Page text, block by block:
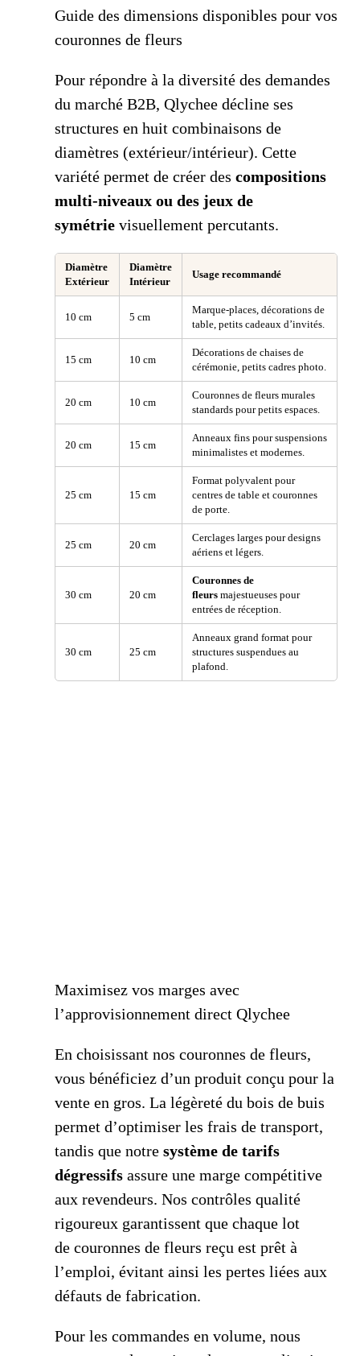
Guide des dimensions disponibles pour vos
couronnes de fleurs
Pour répondre à la diversité des demandes
du marché B2B, Qlychee décline ses
structures en huit combinaisons de
diamètres (extérieur/intérieur). Cette
variété permet de créer des compositions
multi-niveaux ou des jeux de
symétrie visuellement percutants.
Diamètre
Extérieur
Diamètre
Intérieur
Usage recommandé
10 cm 5 cm
Marque-places, décorations de
table, petits cadeaux d’invités.
15 cm 10 cm
Décorations de chaises de
cérémonie, petits cadres photo.
20 cm 10 cm
Couronnes de fleurs murales
standards pour petits espaces.
20 cm 15 cm
Anneaux fins pour suspensions
minimalistes et modernes.
25 cm 15 cm
Format polyvalent pour
centres de table et couronnes
de porte.
25 cm 20 cm
Cerclages larges pour designs
aériens et légers.
30 cm 20 cm
Couronnes de
fleurs majestueuses pour
entrées de réception.
30 cm 25 cm
Anneaux grand format pour
structures suspendues au
plafond.
Maximisez vos marges avec
l’approvisionnement direct Qlychee
En choisissant nos couronnes de fleurs,
vous bénéficiez d’un produit conçu pour la
vente en gros. La légèreté du bois de buis
permet d’optimiser les frais de transport,
tandis que notre système de tarifs
dégressifs assure une marge compétitive
aux revendeurs. Nos contrôles qualité
rigoureux garantissent que chaque lot
de couronnes de fleurs reçu est prêt à
l’emploi, évitant ainsi les pertes liées aux
défauts de fabrication.
Pour les commandes en volume, nous